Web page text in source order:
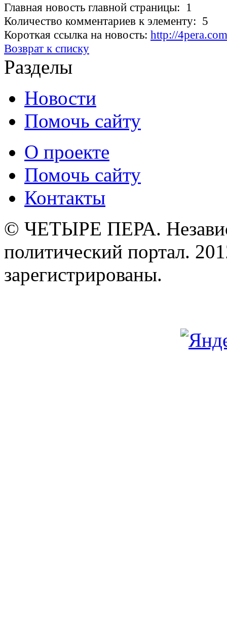
Главная новость главной страницы: 1
Количество комментариев к элементу: 5
Короткая ссылка на новость: http://
Возврат к списку
Разделы
Новости
Помочь сайту
О проекте
Помочь сайту
Контакты
© ЧЕТЫРЕ ПЕРА.
политический портал.
зарегистрированы.